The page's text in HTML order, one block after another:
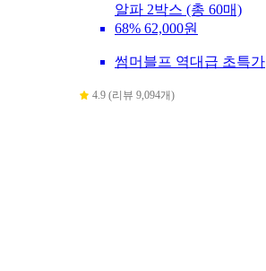
알파 2박스 (총 60매)
68% 62,000원
썸머블프 역대급 초특가
4.9 (리뷰 9,094개)